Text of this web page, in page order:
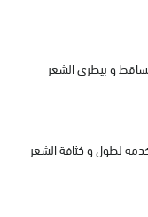
و بيطري الشعر
لطول و كثافة الشعر